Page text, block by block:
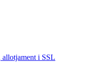
allotjament i SSL